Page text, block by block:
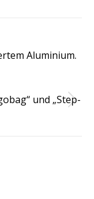
Aluminium.
und „Step-